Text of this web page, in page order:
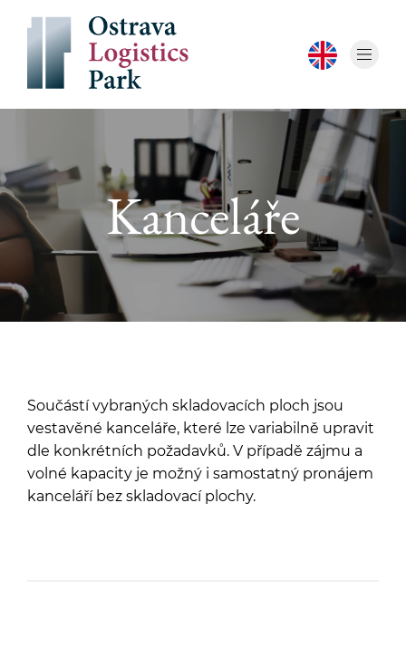
Kanceláře
Součástí vybraných skladovacích ploch jsou
vestavěné kanceláře, které lze variabilně upravit
dle konkrétních požadavků. V případě zájmu a
volné kapacity je možný i samostatný pronájem
kanceláří bez skladovací plochy.